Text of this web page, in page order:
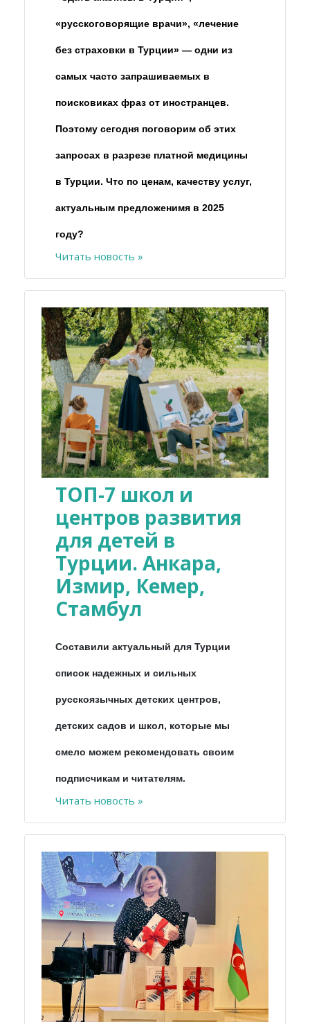
«русскоговорящие врачи», «лечение
без страховки в Турции» — одни из
самых часто запрашиваемых в
поисковиках фраз от иностранцев.
Поэтому сегодня поговорим об этих
запросах в разрезе платной медицины
в Турции. Что по ценам, качеству услуг,
актуальным предложенимя в 2025
году?
Читать новость »
ТОП-7 школ и
центров развития
для детей в
Турции. Анкара,
Измир, Кемер,
Стамбул
Составили актуальный для Турции
список надежных и сильных
русскоязычных детских центров,
детских садов и школ, которые мы
смело можем рекомендовать своим
подписчикам и читателям.
Читать новость »